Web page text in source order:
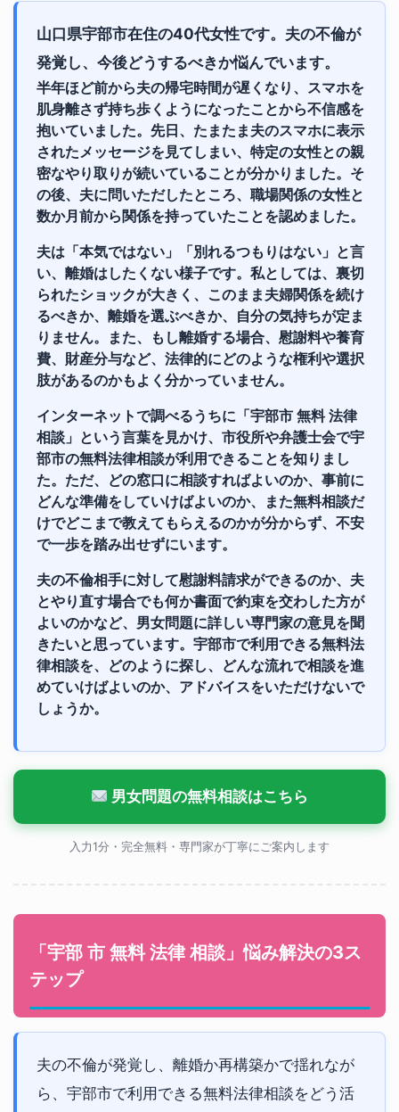
山口県宇部市在住の40代女性です。夫の不倫が
発覚し、今後どうするべきか悩んでいます。
半年ほど前から夫の帰宅時間が遅くなり、スマホを
肌身離さず持ち歩くようになったことから不信感を
抱いていました。先日、たまたま夫のスマホに表示
されたメッセージを見てしまい、特定の女性との親
密なやり取りが続いていることが分かりました。そ
の後、夫に問いただしたところ、職場関係の女性と
数か月前から関係を持っていたことを認めました。
夫は「本気ではない」「別れるつもりはない」と言
い、離婚はしたくない様子です。私としては、裏切
られたショックが大きく、このまま夫婦関係を続け
るべきか、離婚を選ぶべきか、自分の気持ちが定ま
りません。また、もし離婚する場合、慰謝料や養育
費、財産分与など、法律的にどのような権利や選択
肢があるのかもよく分かっていません。
インターネットで調べるうちに「宇部市 無料 法律
相談」という言葉を見かけ、市役所や弁護士会で宇
部市の無料法律相談が利用できることを知りまし
た。ただ、どの窓口に相談すればよいのか、事前に
どんな準備をしていけばよいのか、また無料相談だ
けでどこまで教えてもらえるのかが分からず、不安
で一歩を踏み出せずにいます。
夫の不倫相手に対して慰謝料請求ができるのか、夫
とやり直す場合でも何か書面で約束を交わした方が
よいのかなど、男女問題に詳しい専門家の意見を聞
きたいと思っています。宇部市で利用できる無料法
律相談を、どのように探し、どんな流れで相談を進
めていけばよいのか、アドバイスをいただけないで
しょうか。
男女問題の無料相談はこちら
入力1分・完全無料・専門家が丁寧にご案内します
「宇部 市 無料 法律 相談」悩み解決の3ス
テップ
夫の不倫が発覚し、離婚か再構築かで揺れなが
ら、宇部市で利用できる無料法律相談をどう活